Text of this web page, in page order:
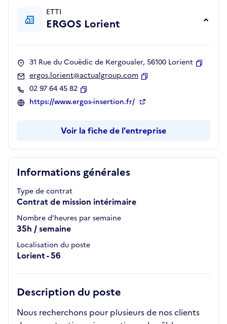
Informations générales
Type de contrat
Contrat de mission intérimaire
Nombre d'heures par semaine
35h / semaine
Localisation du poste
Lorient - 56
Description du poste
Nous recherchons pour plusieurs de nos clients
ETTI
ERGOS Lorient
31 Rue du Couëdic de Kergoualer, 56100 Lorient
ergos.lorient@actualgroup.com
02 97 64 45 82
Copier
https://www.ergos-insertion.fr/
Voir la fiche de l'entreprise